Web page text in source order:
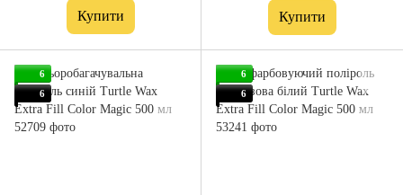
Купити Купити
6
6
6
6